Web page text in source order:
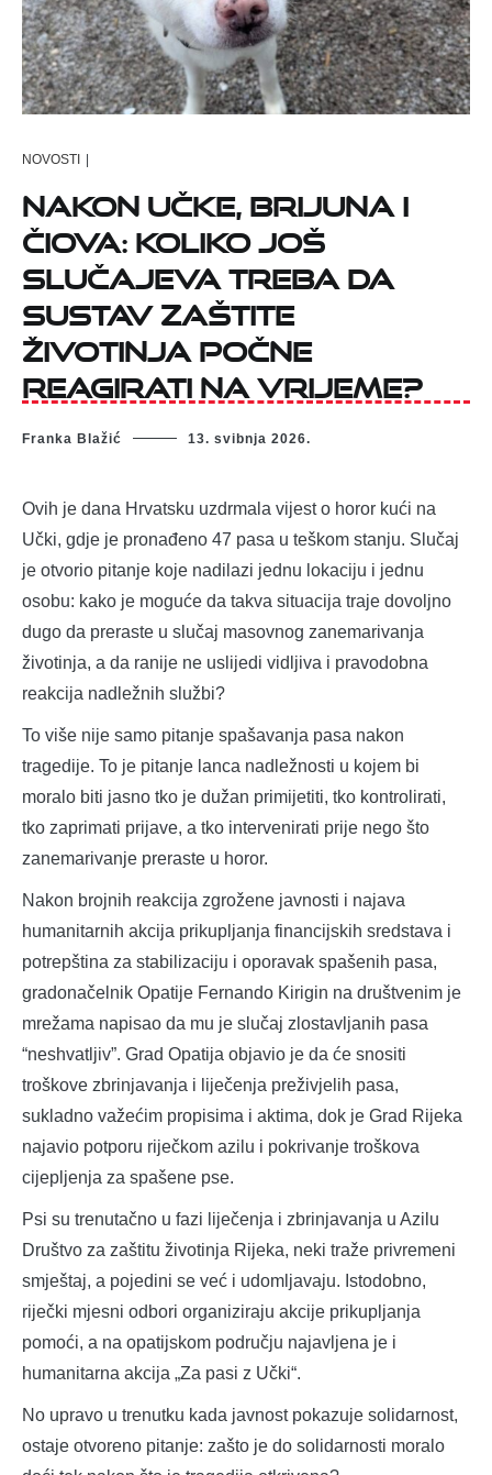
NOVOSTI |
Nakon Učke, Brijuna i
Čiova: koliko još
slučajeva treba da
sustav zaštite
životinja počne
reagirati na vrijeme?
Franka Blažić 13. svibnja 2026.
Ovih je dana Hrvatsku uzdrmala vijest o horor kući na
Učki, gdje je pronađeno 47 pasa u teškom stanju. Slučaj
je otvorio pitanje koje nadilazi jednu lokaciju i jednu
osobu: kako je moguće da takva situacija traje dovoljno
dugo da preraste u slučaj masovnog zanemarivanja
životinja, a da ranije ne uslijedi vidljiva i pravodobna
reakcija nadležnih službi?
To više nije samo pitanje spašavanja pasa nakon
tragedije. To je pitanje lanca nadležnosti u kojem bi
moralo biti jasno tko je dužan primijetiti, tko kontrolirati,
tko zaprimati prijave, a tko intervenirati prije nego što
zanemarivanje preraste u horor.
Nakon brojnih reakcija zgrožene javnosti i najava
humanitarnih akcija prikupljanja financijskih sredstava i
potrepština za stabilizaciju i oporavak spašenih pasa,
gradonačelnik Opatije Fernando Kirigin na društvenim je
mrežama napisao da mu je slučaj zlostavljanih pasa
“neshvatljiv”. Grad Opatija objavio je da će snositi
troškove zbrinjavanja i liječenja preživjelih pasa,
sukladno važećim propisima i aktima, dok je Grad Rijeka
najavio potporu riječkom azilu i pokrivanje troškova
cijepljenja za spašene pse.
Psi su trenutačno u fazi liječenja i zbrinjavanja u Azilu
Društvo za zaštitu životinja Rijeka, neki traže privremeni
smještaj, a pojedini se već i udomljavaju. Istodobno,
riječki mjesni odbori organiziraju akcije prikupljanja
pomoći, a na opatijskom području najavljena je i
humanitarna akcija „Za pasi z Učki“.
No upravo u trenutku kada javnost pokazuje solidarnost,
ostaje otvoreno pitanje: zašto je do solidarnosti moralo